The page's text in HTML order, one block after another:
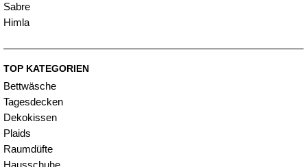
Sabre
Himla
TOP KATEGORIEN
Bettwäsche
Tagesdecken
Dekokissen
Plaids
Raumdüfte
Hausschuhe